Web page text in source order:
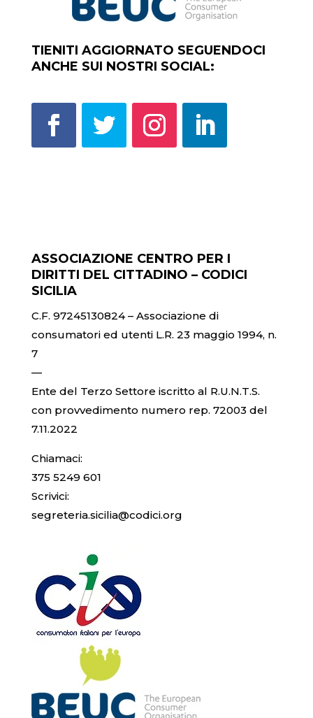
TIENITI AGGIORNATO SEGUENDOCI
ANCHE SUI NOSTRI SOCIAL:
ASSOCIAZIONE CENTRO PER I
DIRITTI DEL CITTADINO – CODICI
SICILIA
C.F. 97245130824 – Associazione di
consumatori ed utenti L.R. 23 maggio 1994, n.
7
—
Ente del Terzo Settore iscritto al R.U.N.T.S.
con provvedimento numero rep. 72003 del
7.11.2022
Chiamaci:
375 5249 601
Scrivici:
segreteria.sicilia@codici.org